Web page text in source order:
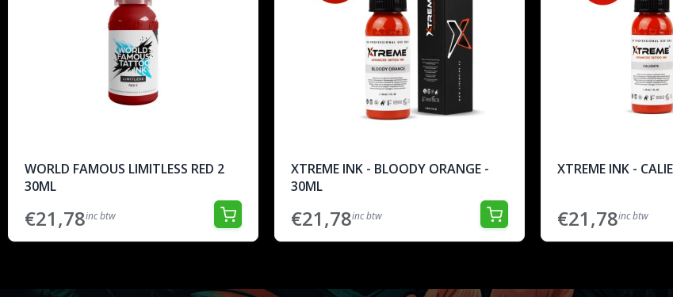
WORLD FAMOUS LIMITLESS RED 2
30ML
€21,78inc btw
XTREME INK - BLOODY ORANGE -
30ML
€21,78inc btw
XTREME INK -
€21,78inc btw